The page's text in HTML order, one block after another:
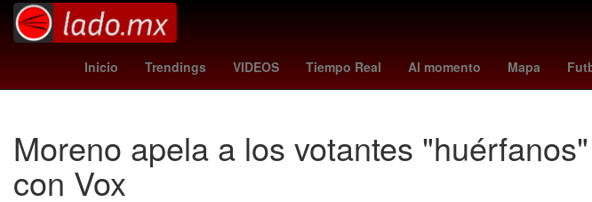
Inicio Trendings VIDEOS Tiempo Real Al momento Mapa
Morena al-nassr vs al-ittihad China Raffaella Carrà 27 de marzo
Moreno apela a los votantes
con Vox